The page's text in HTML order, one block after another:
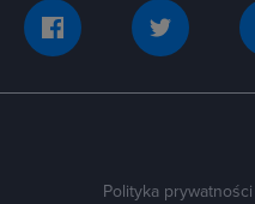
Polityka prywatności